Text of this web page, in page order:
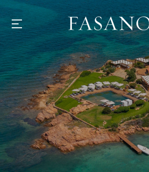
GASTRONOMIA
HOTÉIS
EXPERIÊNCIAS
EVENTOS
VILLAS
SHOP | SELEZIONE
DESCUBRA
WHAT'S COOKING
CORRIERE
HISTÓRIA
SUSTENTABILIDADE